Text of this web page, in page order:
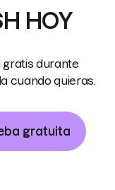
HOY
durante
cuando quieras.
gratuita